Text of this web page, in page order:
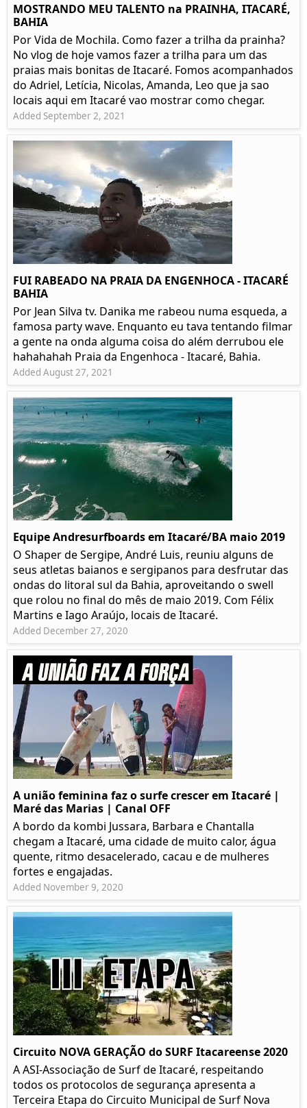
MOSTRANDO MEU TALENTO na PRAINHA, ITACARÉ,
BAHIA
Por Vida de Mochila. Como fazer a trilha da prainha?
No vlog de hoje vamos fazer a trilha para um das
praias mais bonitas de Itacaré. Fomos acompanhados
do Adriel, Letícia, Nicolas, Amanda, Leo que ja sao
locais aqui em Itacaré vao mostrar como chegar.
Added September 2, 2021
FUI RABEADO NA PRAIA DA ENGENHOCA - ITACARÉ
BAHIA
Por Jean Silva tv. Danika me rabeou numa esqueda, a
famosa party wave. Enquanto eu tava tentando filmar
a gente na onda alguma coisa do além derrubou ele
hahahahah Praia da Engenhoca - Itacaré, Bahia.
Added August 27, 2021
Equipe Andresurfboards em Itacaré/BA maio 2019
O Shaper de Sergipe, André Luis, reuniu alguns de
seus atletas baianos e sergipanos para desfrutar das
ondas do litoral sul da Bahia, aproveitando o swell
que rolou no final do mês de maio 2019. Com Félix
Martins e Iago Araújo, locais de Itacaré.
Added December 27, 2020
A união feminina faz o surfe crescer em Itacaré |
Maré das Marias | Canal OFF
A bordo da kombi Jussara, Barbara e Chantalla
chegam a Itacaré, uma cidade de muito calor, água
quente, ritmo desacelerado, cacau e de mulheres
fortes e engajadas.
Added November 9, 2020
Circuito NOVA GERAÇÃO do SURF Itacareense 2020
A ASI-Associação de Surf de Itacaré, respeitando
todos os protocolos de segurança apresenta a
Terceira Etapa do Circuito Municipal de Surf Nova